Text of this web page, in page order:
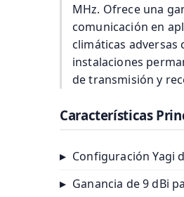
MHz. Ofrece una
comunicación en
climáticas adversas
instalaciones
de transmisión y
Características
▸ Configuración Yagi
▸ Ganancia de 9 dBi